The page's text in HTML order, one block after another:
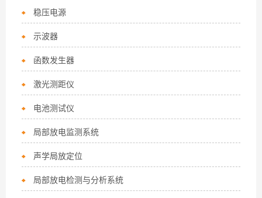
稳压电源
示波器
函数发生器
激光测距仪
电池测试仪
局部放电监测系统
声学局放定位
局部放电检测与分析系统